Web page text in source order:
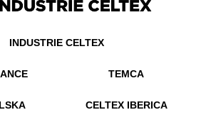
INDUSTRIE CELTEX
TEMCA
CELTEX IBERICA